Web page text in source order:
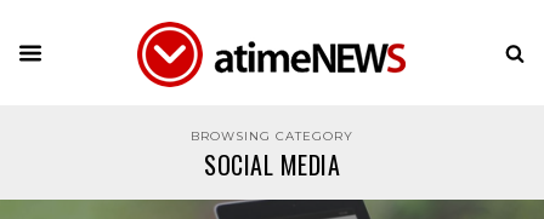
BROWSING CATEGORY
SOCIAL MEDIA